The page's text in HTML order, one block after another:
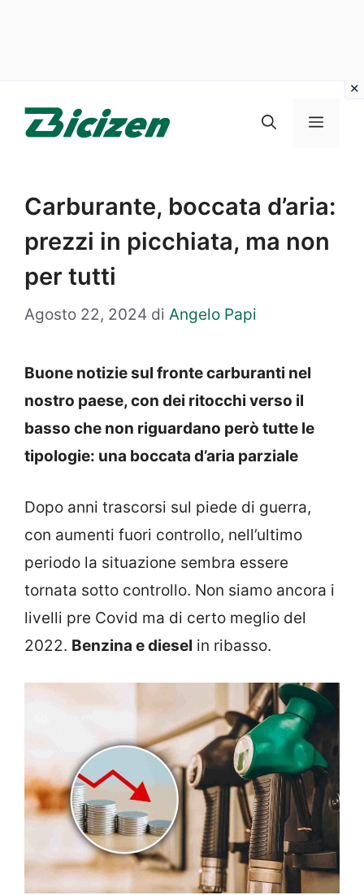
Menu
Carburante, boccata d’aria:
prezzi in picchiata, ma non
per tutti
Agosto 22, 2024 di Angelo Papi
Buone notizie sul fronte carburanti nel
nostro paese, con dei ritocchi verso il
basso che non riguardano però tutte le
tipologie: una boccata d’aria parziale
Dopo anni trascorsi sul piede di guerra,
con aumenti fuori controllo, nell’ultimo
periodo la situazione sembra essere
tornata sotto controllo. Non siamo ancora i
livelli pre Covid ma di certo meglio del
2022. Benzina e diesel in ribasso.